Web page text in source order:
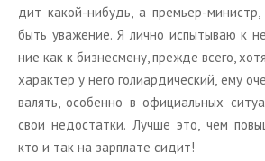
дит какой-ни­будь, а пре­мьер-ми­нистр,
быть ува­же­ние. Я лично ис­пы­ты­ваю к
ние как к биз­не­сме­ну, пре­жде всего,
ха­рак­тер у него го­ли­ар­ди­че­ский, ему
ва­лять, осо­бен­но в офи­ци­аль­ных
свои недо­стат­ки. Лучше это, чем
кто и так на зар­пла­те сидит!